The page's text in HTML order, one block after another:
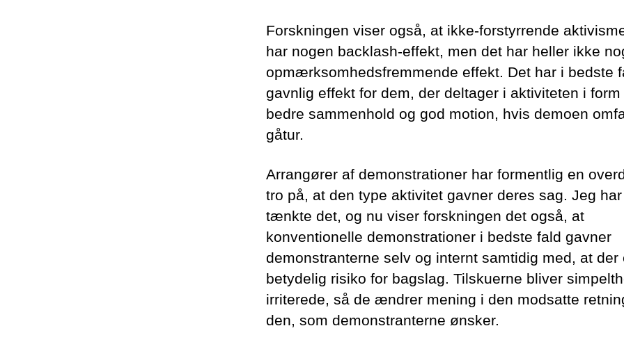
Forskningen viser også, at ikke-forstyrrende
har nogen backlash-effekt, men det har heller ikke
opmærksomhedsfremmende effekt. Det har i bedste
gavnlig effekt for dem, der deltager i aktiviteten i form
bedre sammenhold og god motion, hvis demoen
gåtur.
Arrangører af demonstrationer har formentlig en
tro på, at den type aktivitet gavner deres sag. Jeg
tænkte det, og nu viser forskningen det også, at
konventionelle demonstrationer i bedste fald gavner
demonstranterne selv og internt samtidig med, at der
betydelig risiko for bagslag. Tilskuerne bliver
irriterede, så de ændrer mening i den modsatte
den, som demonstranterne ønsker.